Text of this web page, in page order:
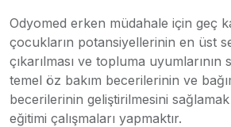
Odyomed erken müdahale için geç
çocukların potansiyellerinin en üst
çıkarılması ve topluma uyumlarının
temel öz bakım becerilerinin ve
becerilerinin geliştirilmesini
eğitimi çalışmaları yapmaktır.